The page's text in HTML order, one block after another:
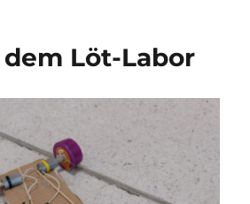
Löt-Labor